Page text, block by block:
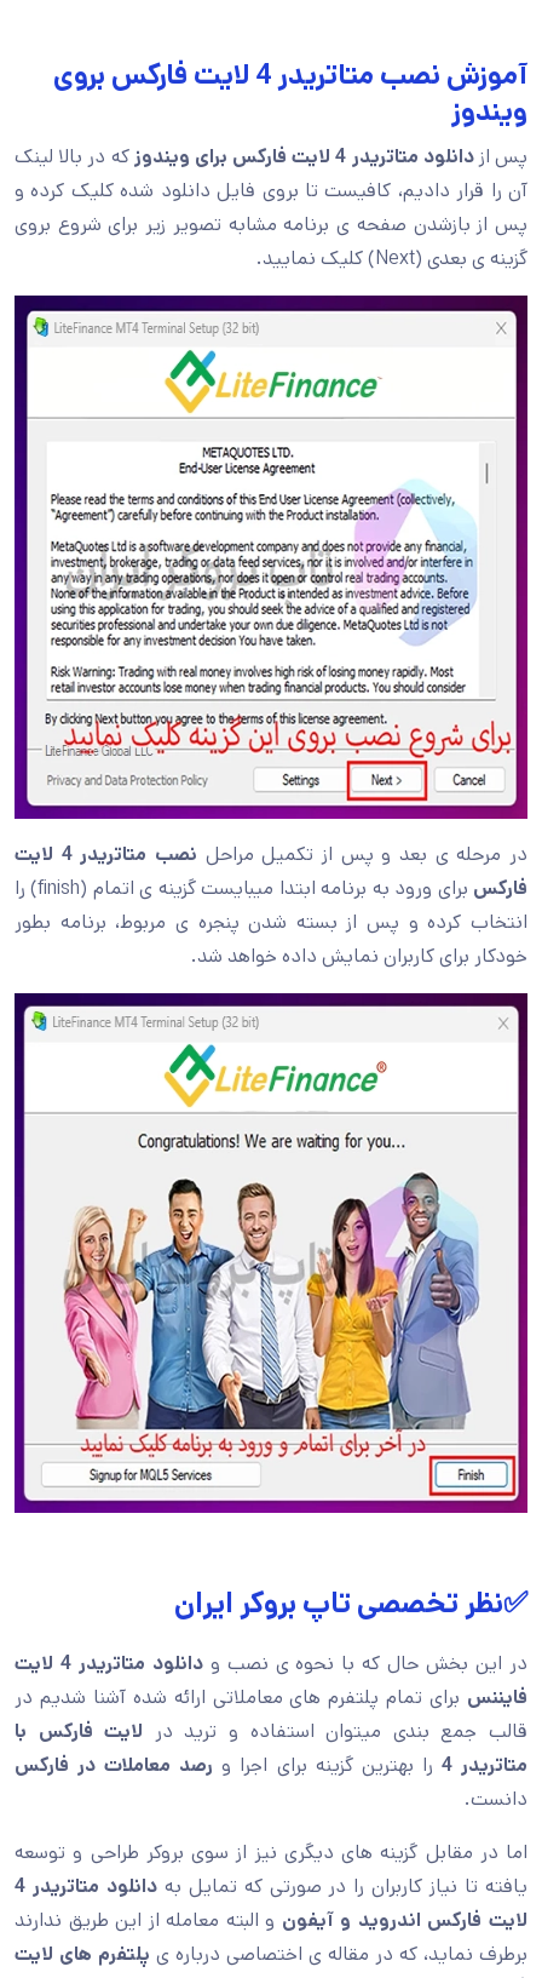
آموزش نصب متاتریدر 4 لایت فارکس بروی
ویندوز
پس ازدانلود متاتریدر 4 لایت فارکس برای ویندوز
که در بالا لینک
آن را قرار دادیم، کافیست تا بروی فایل دانلود شده کلیک کرده و
پس از بازشدن صفحه ی برنامه مشابه تصویر زیر برای شروع بروی
گزینه ی بعدی (Next) کلیک نمایید.
در مرحله ی بعد و پس از تکمیل مراحل
نصب متاتریدر 4 لایت
فارکس
برای ورود به برنامه ابتدا میبایست گزینه ی اتمام (finish) را
انتخاب کرده و پس از بسته شدن پنجره ی مربوط، برنامه بطور
خودکار برای کاربران نمایش داده خواهد شد.
✅نظر تخصصی تاپ بروکر ایران
در این بخش حال که با نحوه ی نصب و
دانلود متاتریدر 4 لایت
فایننس برای تمام پلتفرم های معاملاتی ارائه شده آشنا شدیم در
قالب جمع بندی میتوان استفاده و ترید در لایت فارکس با
متاتریدر 4
را بهترین گزینه برای اجرا و رصد معاملات در فارکس
دانست.
اما در مقابل گزینه های دیگری نیز از سوی بروکر طراحی و توسعه
یافته تا نیاز کاربران را در صورتی که تمایل به
دانلود متاتریدر 4
لایت فارکس اندروید و آیفون و البته معامله از این طریق ندارند
برطرف نماید، که در مقاله ی اختصاصی درباره ی پلتفرم های لایت